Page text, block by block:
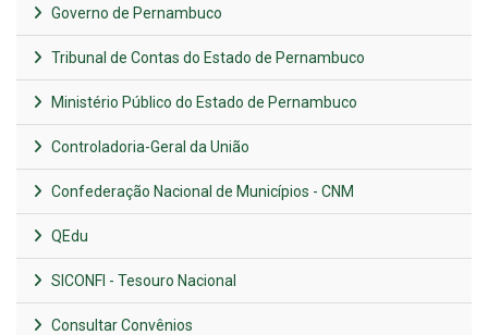
Governo de Pernambuco
Tribunal de Contas do Estado de Pernambuco
Ministério Público do Estado de Pernambuco
Controladoria-Geral da União
Confederação Nacional de Municípios - CNM
QEdu
SICONFI - Tesouro Nacional
Consultar Convênios